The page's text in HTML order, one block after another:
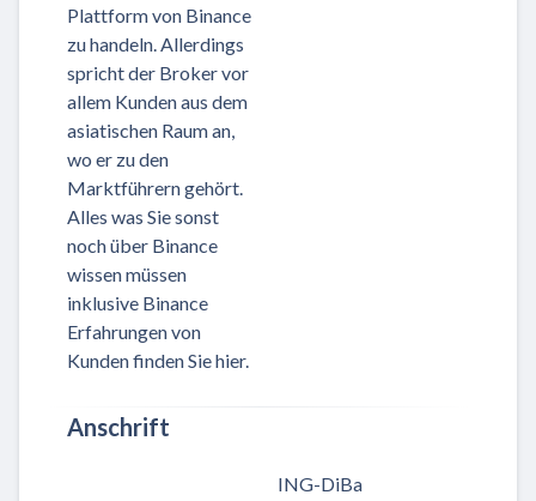
Plattform von Binance
zu handeln. Allerdings
spricht der Broker vor
allem Kunden aus dem
asiatischen Raum an,
wo er zu den
Marktführern gehört.
Alles was Sie sonst
noch über Binance
wissen müssen
inklusive Binance
Erfahrungen von
Kunden finden Sie hier.
Anschrift
ING-DiBa